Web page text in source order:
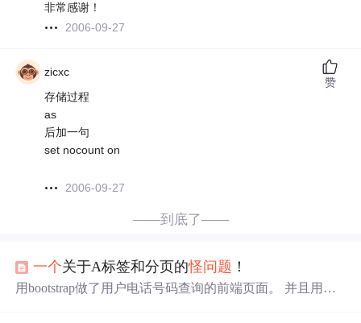
非常感谢！
2006-09-27
zicxc
存储过程
as
后加一句
set nocount on
2006-09-27
赞
——到底了——
一个关于A标签和分页的怪问题 ！
用bootstrap做了用户电话号码查询的前端页面。 并且用了